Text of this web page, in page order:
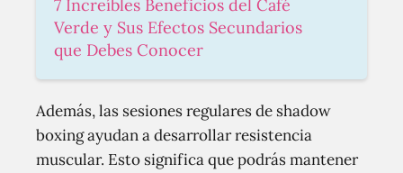
7 Increíbles Beneficios del Café
Verde y Sus Efectos Secundarios
que Debes Conocer
Además, las sesiones regulares de shadow
boxing ayudan a desarrollar resistencia
muscular. Esto significa que podrás mantener